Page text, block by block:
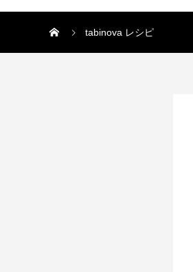
tabinova レシピ